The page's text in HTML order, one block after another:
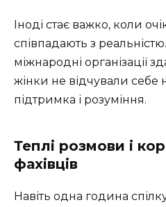
Іноді стає важко, коли
співпадають з
міжнародні організації
жінки не відчували себе
підтримка і розуміння.
Теплі розмови і
фахівців
Навіть одна година